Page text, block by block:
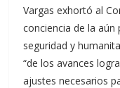
Vargas exhortó al
conciencia de la
seguridad y
“de los avances
ajustes necesarios